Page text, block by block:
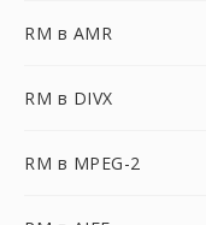
RM в AMR
RM в DIVX
RM в MPEG-2